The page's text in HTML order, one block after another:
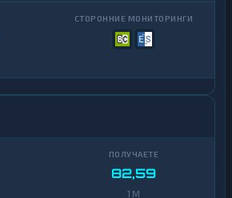
82,59
1 M